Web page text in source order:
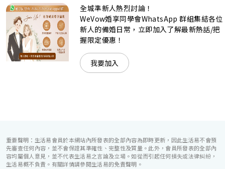
準新人的個性及預算﹔保證為您打造夢寐以求的特別日子，令
賓客永誌難忘！
全城準新人熱烈討論！
WeVow婚享同學會WhatsApp 群組集結各位
新人的備婚日常，立即加入了解最新熱話/把
握限定優惠！
我要加入
重要聲明：生活易會員於本網站內所發表的全部內容為即時更新，因此生活易不會預
先審查任何內容，並不會保證其準確性、完整性及質量。此外，會員所發表的全部內
容均屬個人意見，並不代表生活易之言論及立場。如從而引起任何損失或法律糾紛，
生活易概不負責。有關詳情請參閱生活易的免責聲明。